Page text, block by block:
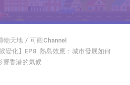
物天地
可觀Channel
變化】EP8. 熱島效應：城市發展如何
響香港的氣候